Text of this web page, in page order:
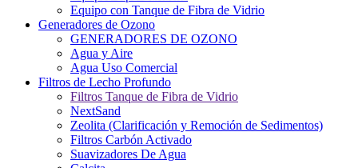
Equipo con Tanque de Fibra de Vidrio
Generadores de Ozono
GENERADORES DE OZONO
Agua y Aire
Agua Uso Comercial
Filtros de Lecho Profundo
Filtros Tanque de Fibra de Vidrio
NextSand
Zeolita (Clarificación y Remoción de Sedimentos)
Filtros Carbón Activado
Suavizadores De Agua